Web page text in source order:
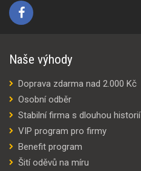
Naše výhody
Doprava zdarma nad 2.000 Kč
Osobní odběr
Stabilní firma s dlouhou historií
VIP program pro firmy
Benefit program
Šití oděvů na míru